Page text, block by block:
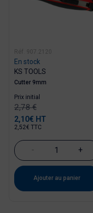
Réf. 907.2120
En stock
KS TOOLS
Cutter 9mm
Prix
2,10€ HT
2,52€ TTC
Prix ​​initial
2,78 €
- +
Ajouter au panier